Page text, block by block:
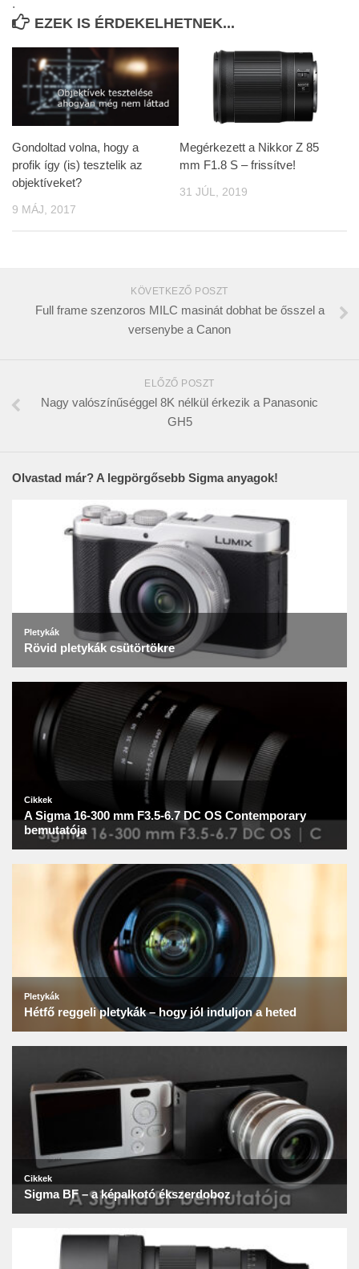
.
EZEK IS ÉRDEKELHETNEK...
Gondoltad volna, hogy a
profik így (is) tesztelik az
objektíveket?
9 MÁJ, 2017
Megérkezett a Nikkor Z 85
mm F1.8 S – frissítve!
31 JÚL, 2019
KÖVETKEZŐ POSZT
Full frame szenzoros MILC masinát dobhat be ősszel a
versenybe a Canon
ELŐZŐ POSZT
Nagy valószínűséggel 8K nélkül érkezik a Panasonic
GH5
Olvastad már? A legpörgősebb Sigma anyagok!